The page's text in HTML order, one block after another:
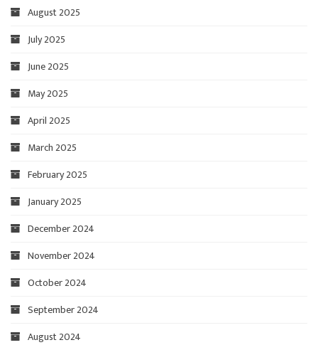
August 2025
July 2025
June 2025
May 2025
April 2025
March 2025
February 2025
January 2025
December 2024
November 2024
October 2024
September 2024
August 2024